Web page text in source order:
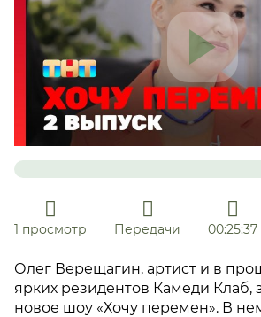
1 просмотр Передачи 00:25:37
Олег Верещагин, артист и в
ярких резидентов Камеди Клаб,
новое шоу «Хочу перемен». В